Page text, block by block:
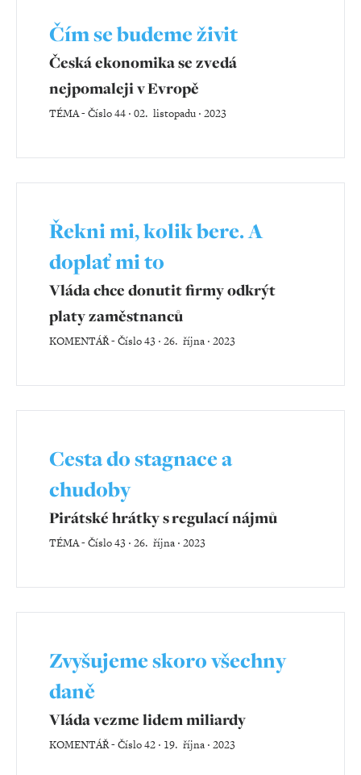
Čím se budeme živit
Česká ekonomika se zvedá
nejpomaleji v Evropě
TÉMA-Číslo 44 ‧ 02. listopadu ‧ 2023
Řekni mi, kolik bere. A
doplať mi to
Vláda chce donutit firmy odkrýt
platy zaměstnanců
KOMENTÁŘ-Číslo 43 ‧ 26. října ‧ 2023
Cesta do stagnace a
chudoby
Pirátské hrátky s regulací nájmů
TÉMA-Číslo 43 ‧ 26. října ‧ 2023
Zvyšujeme skoro všechny
daně
Vláda vezme lidem miliardy
KOMENTÁŘ-Číslo 42 ‧ 19. října ‧ 2023